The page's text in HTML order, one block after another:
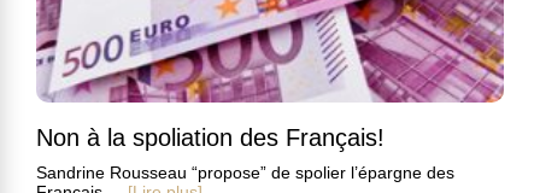
Non à la spoliation des Français!
Sandrine Rousseau “propose” de spolier l’épargne des